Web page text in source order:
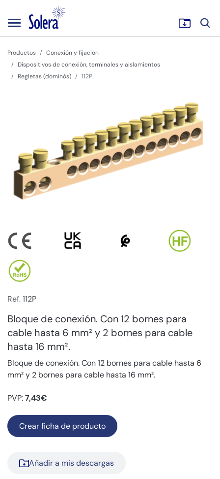
Productos
Conexión y fijación
Dispositivos de conexión, terminales y aislamientos
Regletas (dominós)
112P
Ref. 112P
Bloque de conexión. Con 12 bornes para
cable hasta 6 mm² y 2 bornes para cable
hasta 16 mm².
Bloque de conexión. Con 12 bornes para cable hasta 6
mm² y 2 bornes para cable hasta 16 mm².
PVP:7,43€
Crear ficha de producto
Añadir a mis descargas